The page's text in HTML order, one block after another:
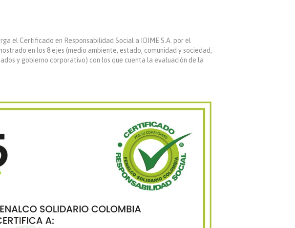
el Certificado en Responsabilidad Social a IDIME S.A. por el
en los 8 ejes (medio ambiente, estado, comunidad y sociedad,
y gobierno corporativo) con los que cuenta la evaluación de la